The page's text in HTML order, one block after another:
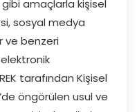
amaçlarla kişisel
sosyal medya
ve benzeri
elektronik
tarafından Kişisel
öngörülen usul ve